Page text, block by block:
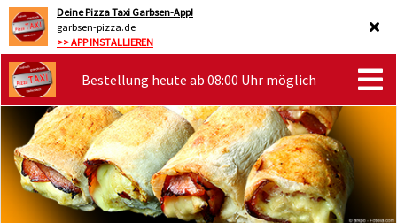
Deine Pizza Taxi Garbsen-App!
garbsen-pizza.de
>> APP INSTALLIEREN
Bestellung heute ab 08:00 Uhr möglich